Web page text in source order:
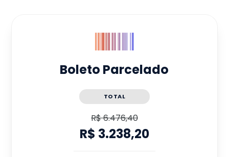
Boleto Parcelado
TOTAL
R$ 6.476,40
R$ 3.238,20